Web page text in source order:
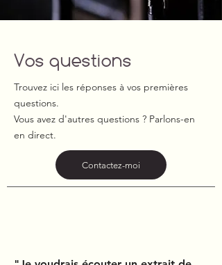
Vos questions
Trouvez ici les réponses à vos premières
questions.
Vous avez d'autres questions ? Parlons-en
en direct.
Contactez-moi